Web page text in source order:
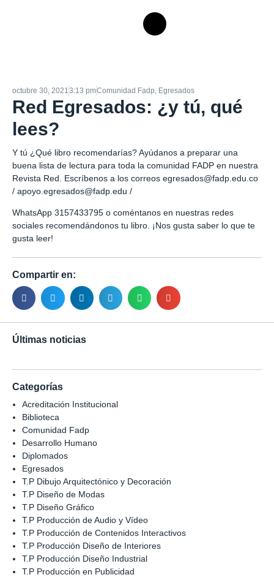
octubre 30, 20213:13 pmComunidad Fadp, Egresados
Red Egresados: ¿y tú, qué
lees?
Y tú ¿Qué libro recomendarías? Ayúdanos a preparar una
buena lista de lectura para toda la comunidad FADP en nuestra
Revista Red. Escríbenos a los correos egresados@fadp.edu.co
/ apoyo.egresados@fadp.edu /
WhatsApp 3157433795 o coméntanos en nuestras redes
sociales recomendándonos tu libro. ¡Nos gusta saber lo que te
gusta leer!
Compartir en:
Últimas noticias
Categorías
Acreditación Institucional
Biblioteca
Comunidad Fadp
Desarrollo Humano
Diplomados
Egresados
T.P Dibujo Arquitectónico y Decoración
T.P Diseño de Modas
T.P Diseño Gráfico
T.P Producción de Audio y Vídeo
T.P Producción de Contenidos Interactivos
T.P Producción Diseño de Interiores
T.P Producción Diseño Industrial
T.P Producción en Publicidad